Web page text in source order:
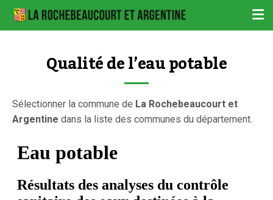
Qualité de l’eau potable
Sélectionner la commune de La Rochebeaucourt et
Argentine dans la liste des communes du département.